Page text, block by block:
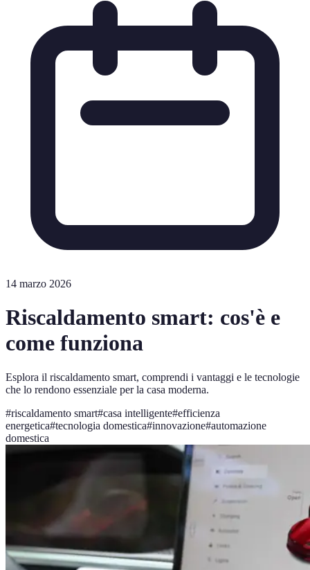
14 marzo 2026
Riscaldamento smart: cos'è e
come funziona
Esplora il riscaldamento smart, comprendi i vantaggi e le tecnologie
che lo rendono essenziale per la casa moderna.
#riscaldamento smart#casa intelligente#efficienza
energetica#tecnologia domestica#innovazione#automazione
domestica